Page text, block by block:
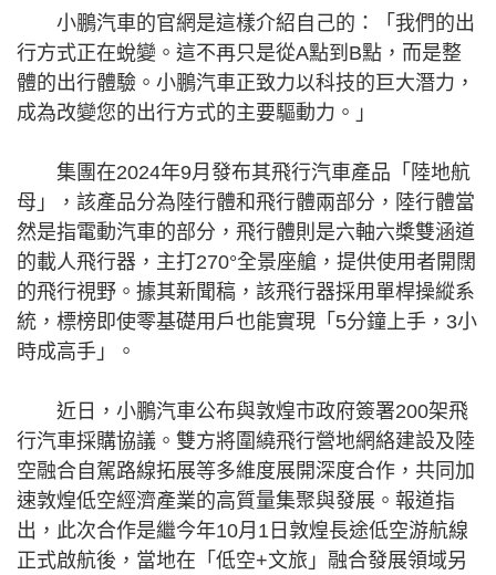
小鵬汽車的官網是這樣介紹自己的：「我們的出
行方式正在蛻變。這不再只是從A點到B點，而是整
體的出行體驗。小鵬汽車正致力以科技的巨大潛力，
成為改變您的出行方式的主要驅動力。」
集團在2024年9月發布其飛行汽車產品「陸地航
母」，該產品分為陸行體和飛行體兩部分，陸行體當
然是指電動汽車的部分，飛行體則是六軸六槳雙涵道
的載人飛行器，主打270°全景座艙，提供使用者開闊
的飛行視野。據其新聞稿，該飛行器採用單桿操縱系
統，標榜即使零基礎用戶也能實現「5分鐘上手，3小
時成高手」。
近日，小鵬汽車公布與敦煌市政府簽署200架飛
行汽車採購協議。雙方將圍繞飛行營地網絡建設及陸
空融合自駕路線拓展等多維度展開深度合作，共同加
速敦煌低空經濟產業的高質量集聚與發展。報道指
出，此次合作是繼今年10月1日敦煌長途低空游航線
正式啟航後，當地在「低空+文旅」融合發展領域另